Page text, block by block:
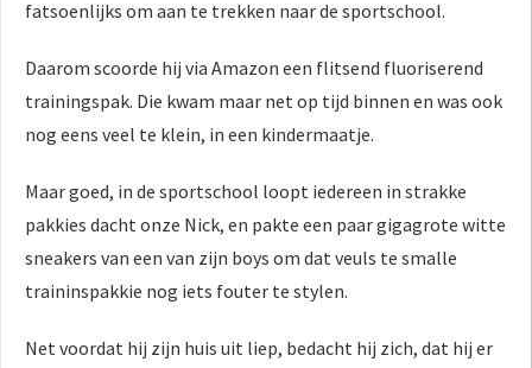
fatsoenlijks om aan te trekken naar de sportschool.
Daarom scoorde hij via Amazon een flitsend fluoriserend
trainingspak. Die kwam maar net op tijd binnen en was ook
nog eens veel te klein, in een kindermaatje.
Maar goed, in de sportschool loopt iedereen in strakke
pakkies dacht onze Nick, en pakte een paar gigagrote witte
sneakers van een van zijn boys om dat veuls te smalle
traininspakkie nog iets fouter te stylen.
Net voordat hij zijn huis uit liep, bedacht hij zich, dat hij er